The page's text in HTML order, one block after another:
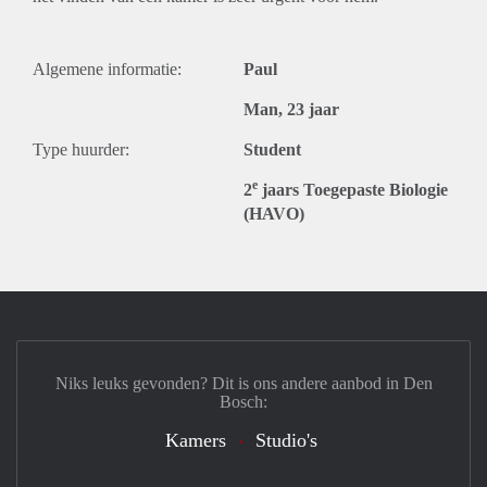
Algemene informatie: Paul
Man, 23 jaar
Type huurder: Student
2e jaars Toegepaste Biologie
(HAVO)
Niks leuks gevonden? Dit is ons andere aanbod in Den
Bosch:
Kamers Studio's